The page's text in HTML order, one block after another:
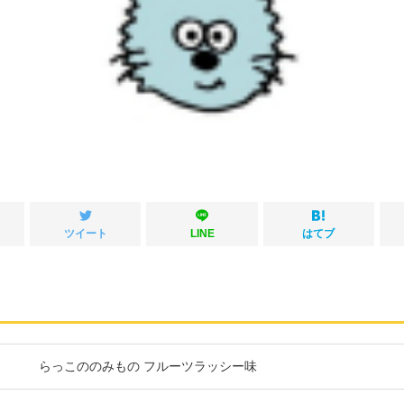
ツイート LINE はてブ
らっこののみもの フルーツラッシー味